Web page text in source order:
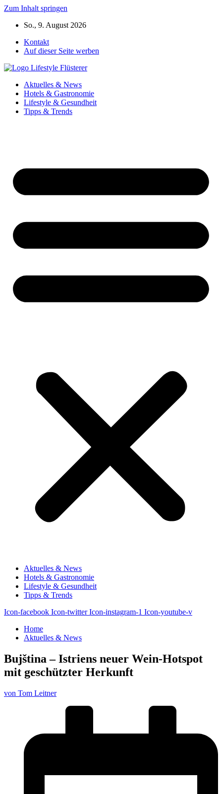
Zum Inhalt springen
So., 9. August 2026
Kontakt
Auf dieser Seite werben
Aktuelles & News
Hotels & Gastronomie
Lifestyle & Gesundheit
Tipps & Trends
Aktuelles & News
Hotels & Gastronomie
Lifestyle & Gesundheit
Tipps & Trends
Icon-facebook Icon-twitter Icon-instagram-1 Icon-youtube-v
Home
Aktuelles & News
Bujština – Istriens neuer Wein-Hotspot
mit geschützter Herkunft
von Tom Leitner